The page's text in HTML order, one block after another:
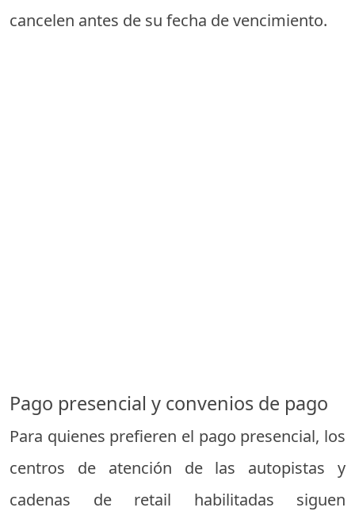
cancelen antes de su fecha de vencimiento.
Pago presencial y convenios de pago
Para quienes prefieren el pago presencial, los
centros de atención de las autopistas y
cadenas de retail habilitadas siguen